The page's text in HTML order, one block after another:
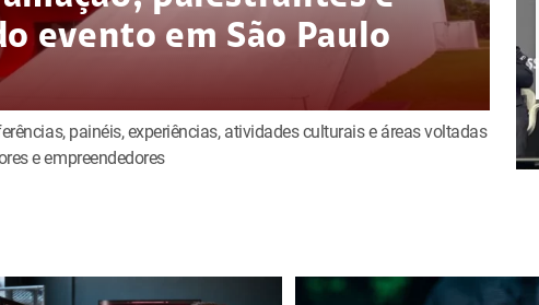
evento em São Paulo
painéis, experiências, atividades culturais e áreas voltadas
e empreendedores